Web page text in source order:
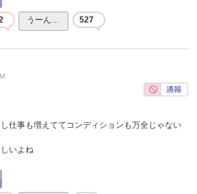
うーん… 527
仕事も増えててコンディションも万全じゃない
いよね